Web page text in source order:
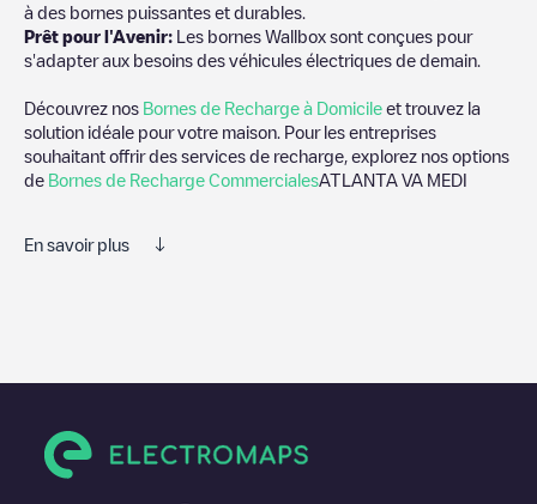
à des bornes puissantes et durables.
Prêt pour l'Avenir: Les bornes Wallbox sont conçues pour
s'adapter aux besoins des véhicules électriques de demain.
Découvrez nos Bornes de Recharge à Domicile et trouvez la
solution idéale pour votre maison. Pour les entreprises
souhaitant offrir des services de recharge, explorez nos options
de Bornes de Recharge CommercialesATLANTA VA MEDI
En savoir plus
électrique la prochaine fois.